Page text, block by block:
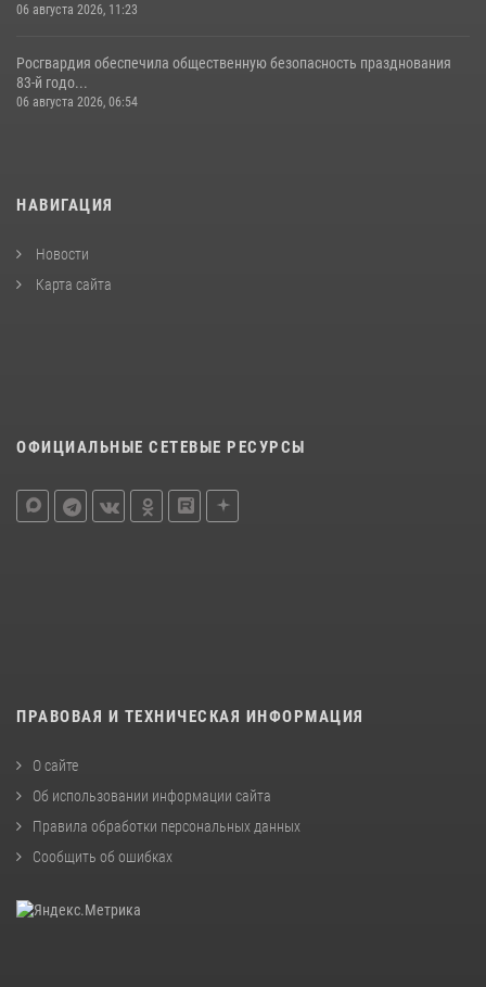
06 августа 2026, 11:23
Росгвардия обеспечила общественную безопасность празднования
83-й годо...
06 августа 2026, 06:54
НАВИГАЦИЯ
Новости
Карта сайта
ОФИЦИАЛЬНЫЕ СЕТЕВЫЕ РЕСУРСЫ
ПРАВОВАЯ И ТЕХНИЧЕСКАЯ ИНФОРМАЦИЯ
О сайте
Об использовании информации сайта
Правила обработки персональных данных
Сообщить об ошибках